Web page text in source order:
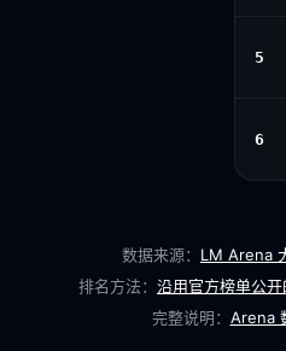
5
6
数据来源： LM Arena
排名方法： 沿用官方榜单公
完整说明： Arena